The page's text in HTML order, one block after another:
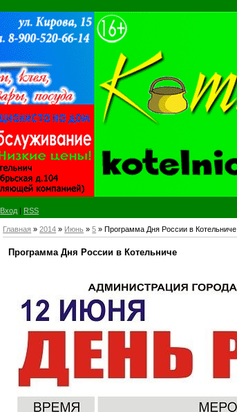
Вход | RSS
Главная »2014 » Июнь » 5 » Программа Дня России в Котельниче
Программа Дня России в Котельниче